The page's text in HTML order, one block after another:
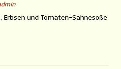
Erbsen und Tomaten-Sahnesoße